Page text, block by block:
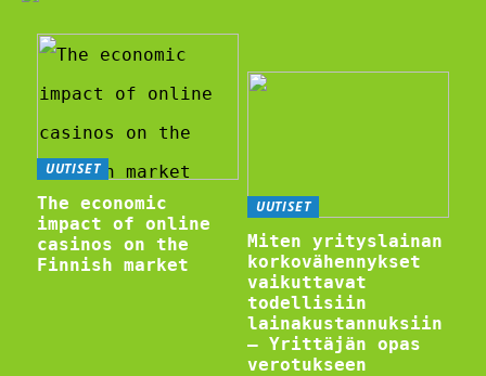
UUTISET
The economic
impact of online
casinos on the
Finnish market
UUTISET
Miten yrityslainan
korkovähennykset
vaikuttavat
todellisiin
lainakustannuksiin
– Yrittäjän opas
verotukseen